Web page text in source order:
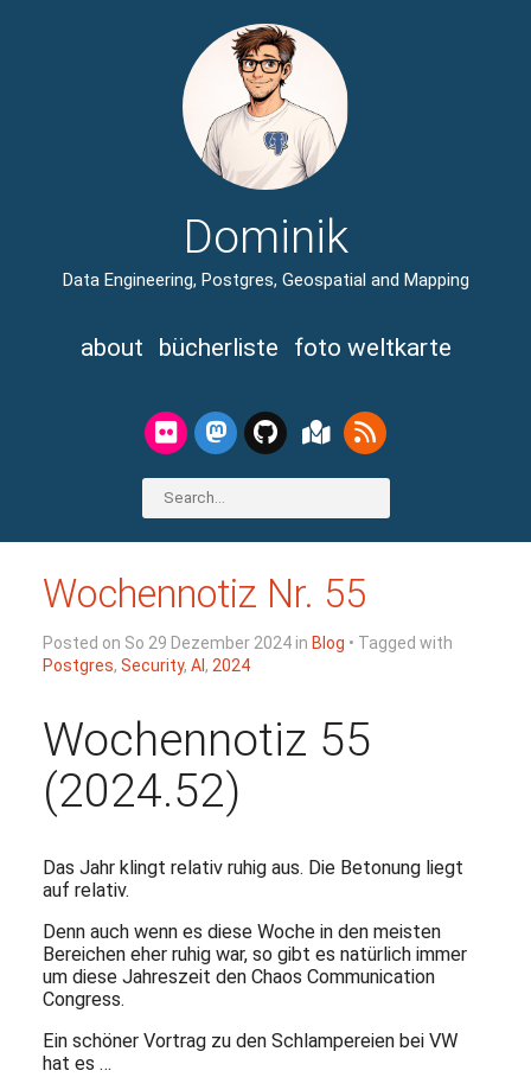
Dominik
Data Engineering, Postgres, Geospatial and Mapping
about bücherliste foto weltkarte
Wochennotiz Nr. 55
Posted on So 29 Dezember 2024 in Blog • Tagged with
Postgres, Security, AI , 2024
Wochennotiz 55
(2024.52)
Das Jahr klingt relativ ruhig aus. Die Betonung liegt
auf relativ.
Denn auch wenn es diese Woche in den meisten
Bereichen eher ruhig war, so gibt es natürlich immer
um diese Jahreszeit den Chaos Communication
Congress.
Ein schöner Vortrag zu den Schlampereien bei VW
hat es …